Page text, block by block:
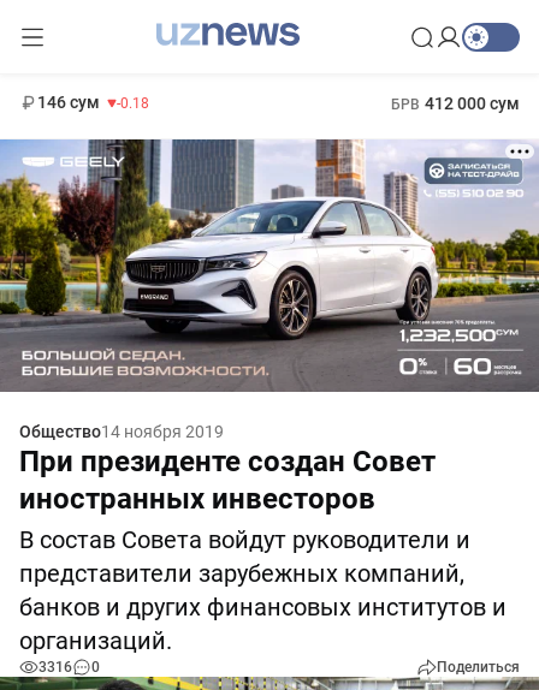
146 сум -0.18 БРВ 412 000 сум
Общество14 ноября 2019
При президенте создан Совет
иностранных инвесторов
В состав Совета войдут руководители и
представители зарубежных компаний,
банков и других финансовых институтов и
организаций.
3316 0 Поделиться